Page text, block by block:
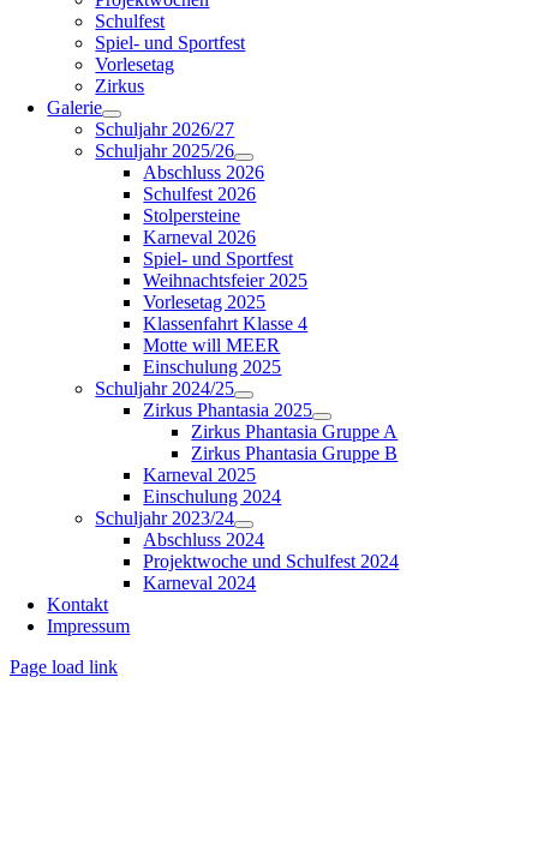
Schulfest
Spiel- und Sportfest
Vorlesetag
Zirkus
Galerie
Schuljahr 2026/27
Schuljahr 2025/26
Abschluss 2026
Schulfest 2026
Stolpersteine
Karneval 2026
Spiel- und Sportfest
Weihnachtsfeier 2025
Vorlesetag 2025
Klassenfahrt Klasse 4
Motte will MEER
Einschulung 2025
Schuljahr 2024/25
Zirkus Phantasia 2025
Zirkus Phantasia Gruppe A
Zirkus Phantasia Gruppe B
Karneval 2025
Einschulung 2024
Schuljahr 2023/24
Abschluss 2024
Projektwoche und Schulfest 2024
Karneval 2024
Kontakt
Impressum
Page load link